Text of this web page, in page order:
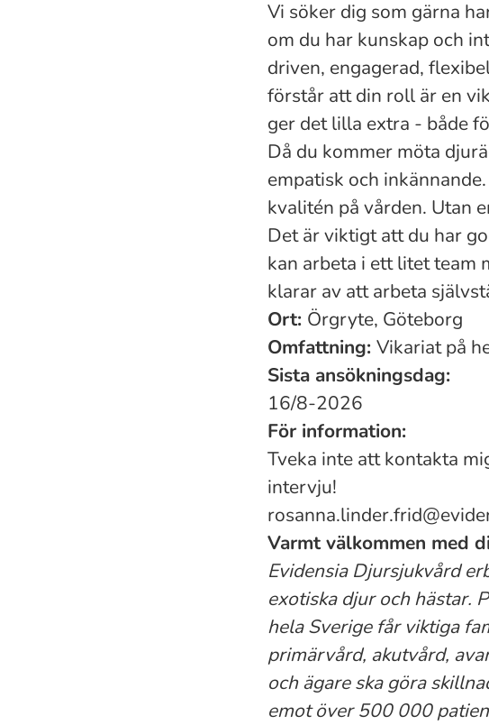
Vi söker dig som gärna
om du har kunskap och
driven, engagerad,
förstår att din roll är en
ger det lilla extra - både
Då du kommer möta
empatisk och inkännande.
kvalitén på vården. Utan
Det är viktigt att du har
kan arbeta i ett litet team
klarar av att arbeta
Ort: Örgryte, Göteborg
Omfattning: Vikariat på
Sista ansökningsdag:
16/8-2026
För information:
Tveka inte att kontakta
intervju!
Varmt välkommen med
Evidensia Djursjukvård
exotiska djur och hästar.
hela Sverige får viktiga
primärvård, akutvård,
och ägare ska göra
emot över 500 000